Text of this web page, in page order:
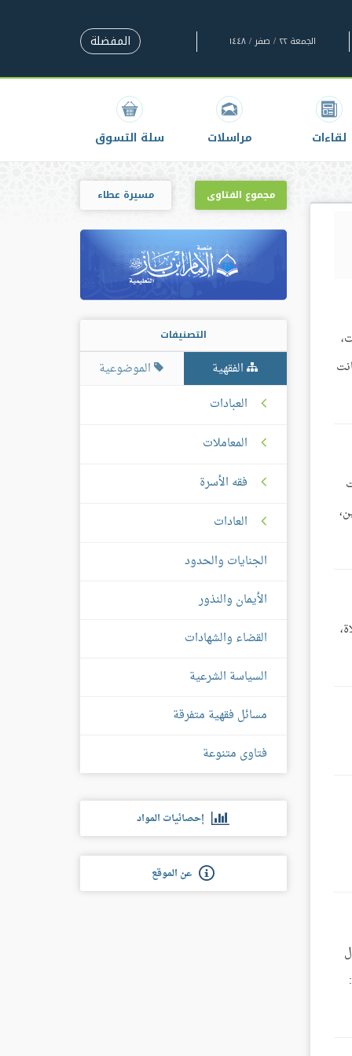
الجمعة ٢٢ / صفر / ١٤٤٨ المفضلة
لقاءات مراسلات سلة التسوق
مجموع الفتاوى مسيرة عطاء
التصنيفات
الفقهية
الموضوعية
العبادات
المعاملات
فقه الأسرة
العادات
الجنايات والحدود
الأيمان والنذور
القضاء والشهادات
السياسة الشرعية
مسائل فقهية متفرقة
فتاوى متنوعة
إحصائيات المواد
عن الموقع